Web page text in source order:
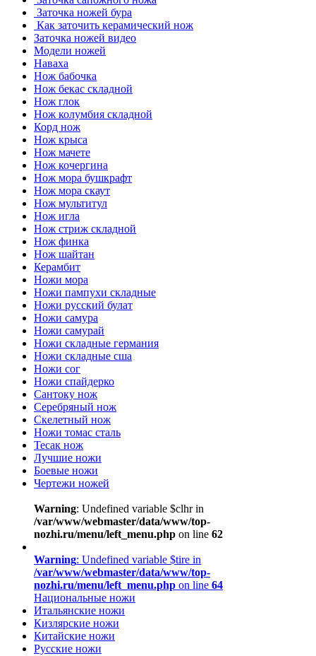
Заточка ножей бура
Как заточить керамический нож
Заточка ножей видео
Модели ножей
Наваха
Нож бабочка
Нож бекас складной
Нож глок
Нож колумбия складной
Корд нож
Нож крыса
Нож мачете
Нож кочергина
Нож мора бушкрафт
Нож мора скаут
Нож мультитул
Нож игла
Нож стриж складной
Нож финка
Нож шайтан
Керамбит
Ножи мора
Ножи пампухи складные
Ножи русский булат
Ножи самура
Ножи самурай
Ножи складные германия
Ножи складные сша
Ножи сог
Ножи спайдерко
Сантоку нож
Серебряный нож
Скелетный нож
Ножи томас сталь
Тесак нож
Лучшие ножи
Боевые ножи
Чертежи ножей
Warning: Undefined variable $clhr in
/var/www/webmaster/data/www/top-
nozhi.ru/menu/left_menu.php on line 62
Warning: Undefined variable $tire in
/var/www/webmaster/data/www/top-
nozhi.ru/menu/left_menu.php on line 64
Национальные ножи
Итальянские ножи
Кизлярские ножи
Китайские ножи
Русские ножи